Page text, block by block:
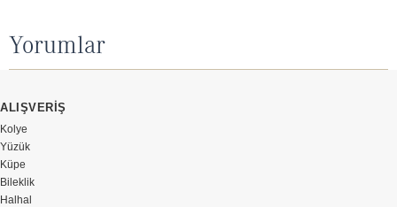
Yorumlar
ALIŞVERİŞ
Kolye
Yüzük
Küpe
Bileklik
Halhal